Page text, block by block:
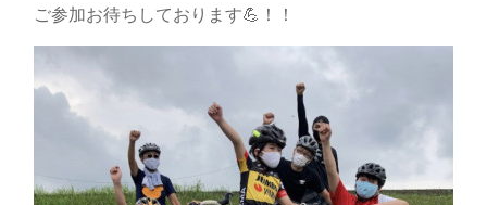
ご参加お待ちしております💪！！